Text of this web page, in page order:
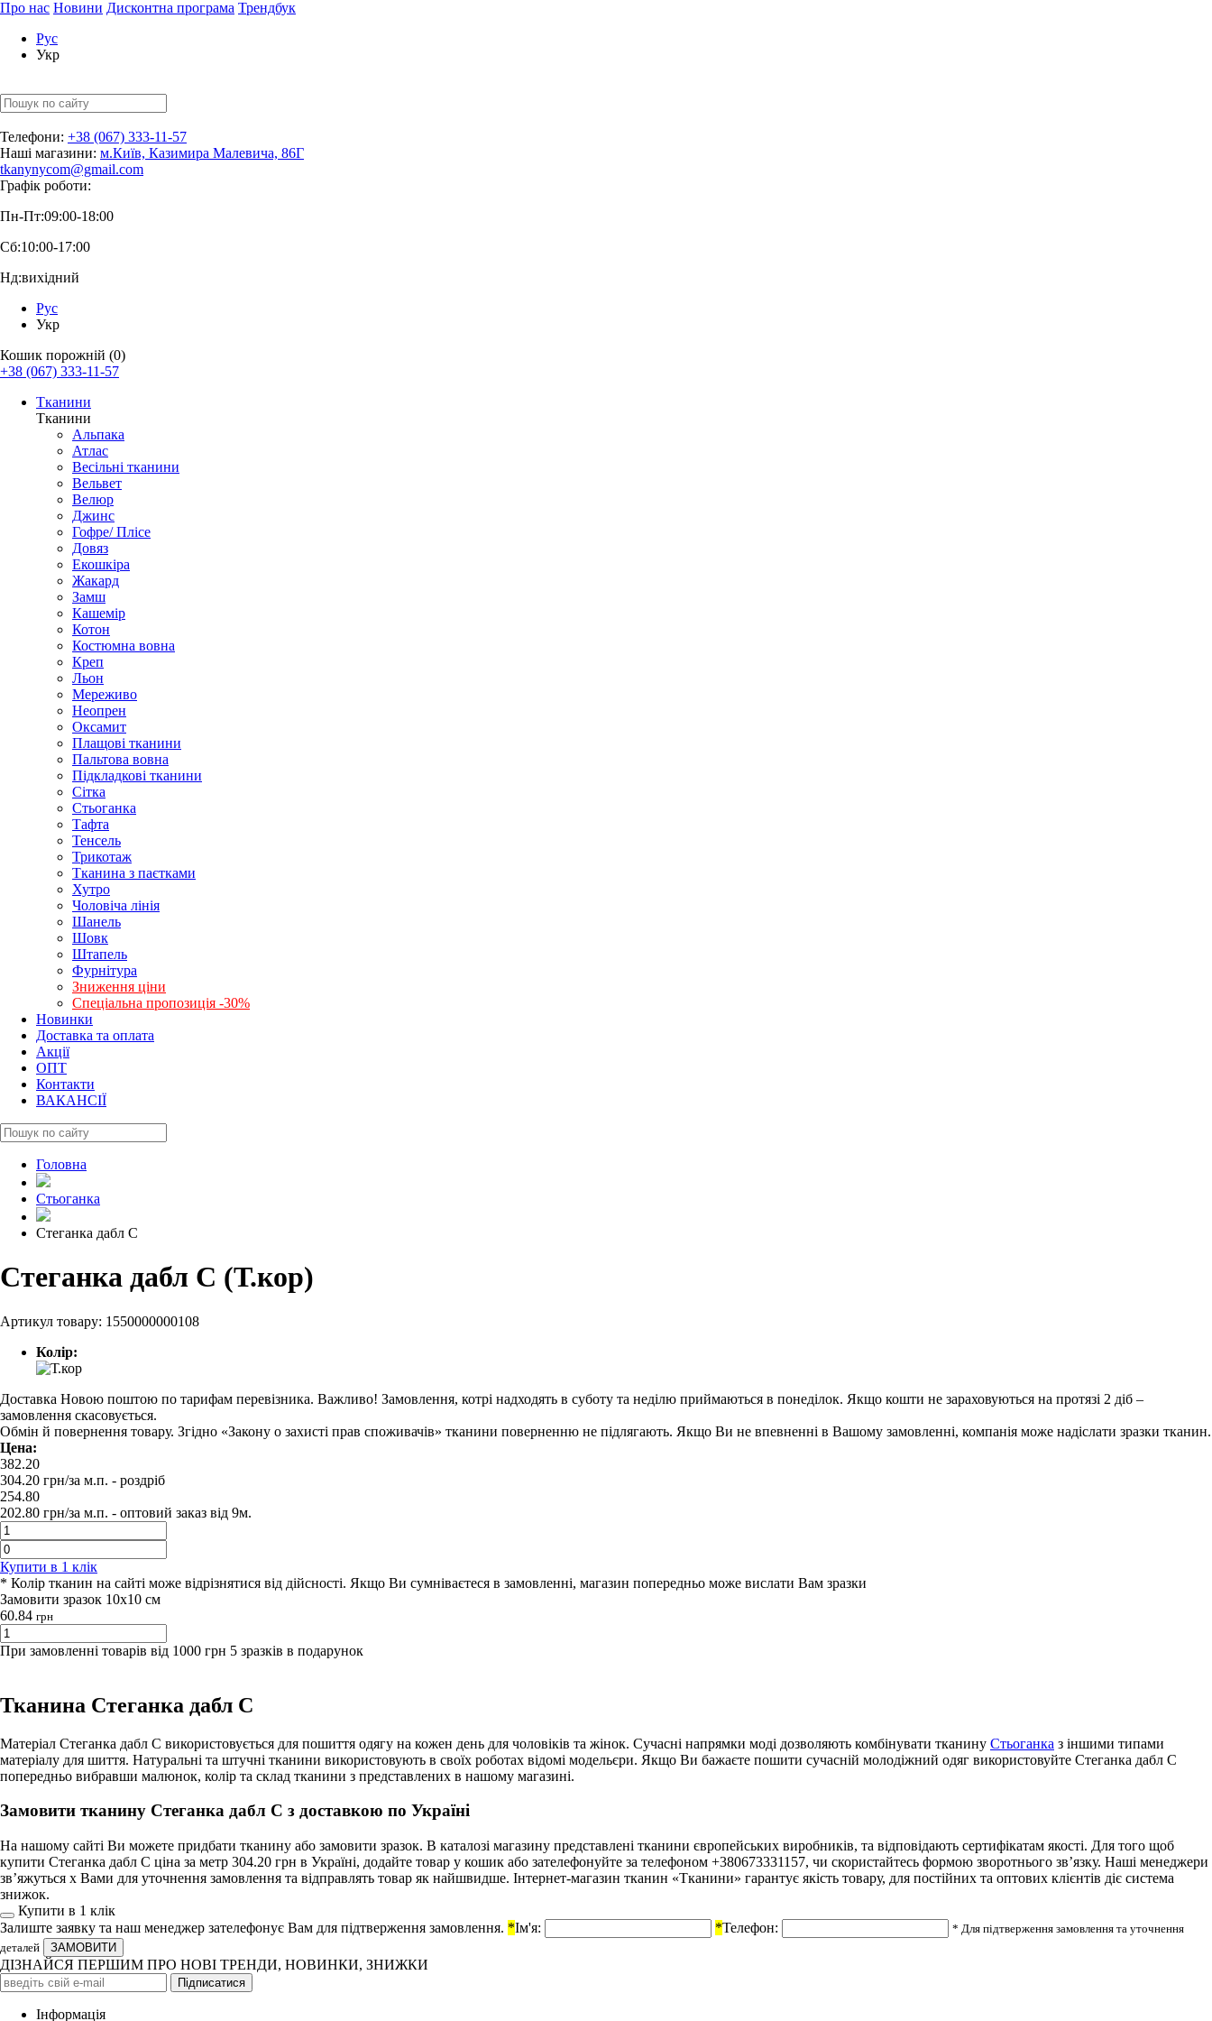
Про нас Новини Дисконтна програма Трендбук
Рус
Укр
Телефони: +38 (067) 333-11-57
Наші магазини: м.Київ, Казимира Малевича, 86Г
tkanynycom@gmail.com
Графік роботи:
Пн-Пт:09:00-18:00
Сб:10:00-17:00
Нд:вихідний
Рус
Укр
Кошик порожній (0)
+38 (067) 333-11-57
Тканини
Тканини
Альпака
Атлас
Весільні тканини
Вельвет
Велюр
Джинс
Гофре/ Плісе
Довяз
Екошкіра
Жакард
Замш
Кашемір
Котон
Костюмна вовна
Креп
Льон
Мереживо
Неопрен
Оксамит
Плащові тканини
Пальтова вовна
Підкладкові тканини
Сітка
Стьоганка
Тафта
Тенсель
Трикотаж
Тканина з паєтками
Хутро
Чоловіча лінія
Шанель
Шовк
Штапель
Фурнітура
Зниження ціни
Спеціальна пропозиція -30%
Новинки
Доставка та оплата
Акції
ОПТ
Контакти
ВАКАНСІЇ
Головна
Стьоганка
Стеганка дабл С
Стеганка дабл С (Т.кор)
Артикул товару: 1550000000108
Колір:
Доставка Новою поштою по тарифам перевізника. Важливо! Замовлення, котрі надходять в суботу та неділю приймаються в понеділок. Якщо кошти не зараховуються на протязі 2 діб –
замовлення скасовується.
Обмін й повернення товару. Згідно «Закону о захисті прав споживачів» тканини поверненню не підлягають. Якщо Ви не впевненні в Вашому замовленні, компанія може надіслати зразки тканин.
Цена:
382.20
304.20 грн/за м.п. - роздрiб
254.80
202.80 грн/за м.п. - оптовий заказ вiд 9м.
Купити в 1 клiк
* Колір тканин на сайті може відрізнятися від дійсності. Якщо Ви сумніваєтеся в замовленні, магазин попередньо може вислати Вам зразки
Замовити зразок 10х10 см
60.84 грн
При замовленні товарів від 1000 грн 5 зразків в подарунок
Тканина Стеганка дабл С
Матеріал Стеганка дабл С використовується для пошиття одягу на кожен день для чоловіків та жінок. Сучасні напрямки моді дозволяють комбінувати тканину Стьоганка з іншими типами
матеріалу для шиття. Натуральні та штучні тканини використовують в своїх роботах відомі модельєри. Якщо Ви бажаєте пошити сучасній молодіжний одяг використовуйте Стеганка дабл С
попередньо вибравши малюнок, колір та склад тканини з представлених в нашому магазині.
Замовити тканину Стеганка дабл С з доставкою по Україні
На нашому сайті Ви можете придбати тканину або замовити зразок. В каталозі магазину представлені тканини європейських виробників, та відповідають сертифікатам якості. Для того щоб
купити Стеганка дабл С ціна за метр 304.20 грн в Україні, додайте товар у кошик або зателефонуйте за телефоном +380673331157, чи скористайтесь формою зворотнього зв’язку. Наші менеджери
зв’яжуться х Вами для уточнення замовлення та відправлять товар як найшвидше. Інтернет-магазин тканин «Тканини» гарантує якість товару, для постійних та оптових клієнтів діє система
знижок.
Купити в 1 клiк
Залиште заявку та наш менеджер зателефонує Вам для підтверження замовлення. *Ім'я: *Телефон:
* Для підтверження замовлення та уточнення
деталей
ДІЗНАЙСЯ ПЕРШИМ ПРО НОВІ ТРЕНДИ, НОВИНКИ, ЗНИЖКИ
Iнформація